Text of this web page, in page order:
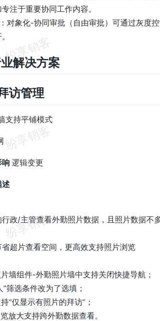
注于重要协同工作内容。
对象化-协同审批（自由审批）可通过灰度
解决方案
访管理
支持平铺模式
响 逻辑变更
述
政/主管查看外勤照片数据，且照片数据不
超片查看空间，更高效支持照片浏览
墙组件-外勤照片墙中支持关闭快捷导航；
”筛选条件改为了选填；
“仅显示有照片的拜访”；
放大支持跨外勤数据查看。